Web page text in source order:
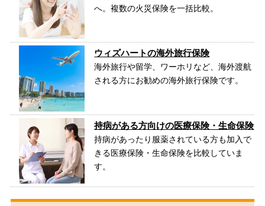
へ。複数の火災保険を一括比較。
ウィズハートの海外旅行保険
海外旅行や留学、ワーホリなど、海外渡航
される方にお勧めの海外旅行保険です。
持病がある方向けの医療保険・生命保険
持病があったり服薬されている方も加入で
きる医療保険・生命保険を比較していま
す。